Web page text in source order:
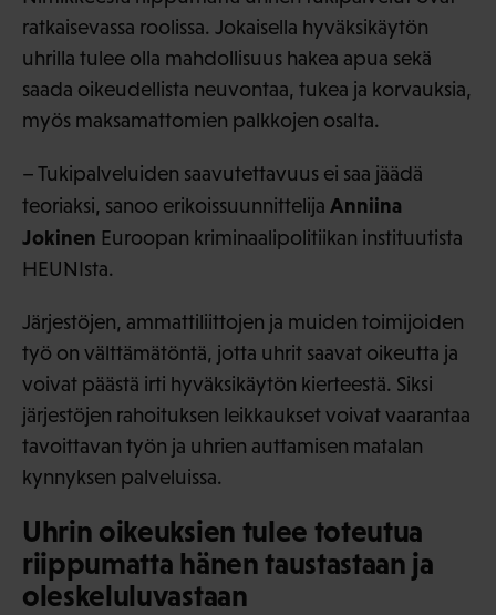
ratkaisevassa roolissa. Jokaisella hyväksikäytön
uhrilla tulee olla mahdollisuus hakea apua sekä
saada oikeudellista neuvontaa, tukea ja korvauksia,
myös maksamattomien palkkojen osalta.
– Tukipalveluiden saavutettavuus ei saa jäädä
teoriaksi, sanoo erikoissuunnittelija Anniina
Jokinen Euroopan kriminaalipolitiikan instituutista
HEUNIsta.
Järjestöjen, ammattiliittojen ja muiden toimijoiden
työ on välttämätöntä, jotta uhrit saavat oikeutta ja
voivat päästä irti hyväksikäytön kierteestä. Siksi
järjestöjen rahoituksen leikkaukset voivat vaarantaa
tavoittavan työn ja uhrien auttamisen matalan
kynnyksen palveluissa.
Uhrin oikeuksien tulee toteutua
riippumatta hänen taustastaan ja
oleskeluluvastaan